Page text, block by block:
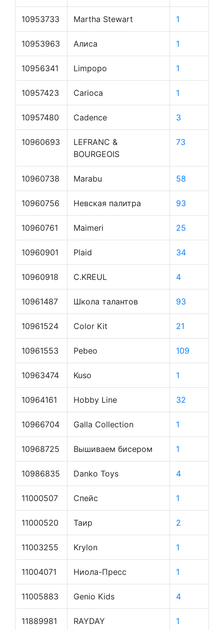
10953733 Martha Stewart 1
10953963 Алиса 1
10956341 Limpopo 1
10957423 Carioca 1
10957480 Cadence 3
10960693
LEFRANC &
BOURGEOIS
73
10960738 Marabu 58
10960756 Невская палитра 93
10960761 Maimeri 25
10960901 Plaid 34
10960918 C.KREUL 4
10961487 Школа талантов 93
10961524 Color Kit 21
10961553 Pebeo 109
10963474 Kuso 1
10964161 Hobby Line 32
10966704 Galla Collection 1
10968725 Вышиваем бисером 1
10986835 Danko Toys 4
11000507 Спейс 1
11000520 Таир 2
11003255 Krylon 1
11004071 Ниола-Пресс 1
11005883 Genio Kids 4
11889981 RAYDAY 1